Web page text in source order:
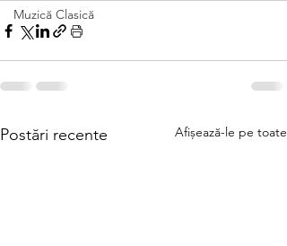
Muzică Clasică
Postări recente Afișează-le pe toate